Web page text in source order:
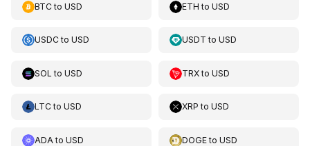
BTCto USD ETH toUSD
USDCto USD USDT toUSD
SOL to USD TRXtoUSD
LTCto USD XRP toUSD
ADA to USD DOGEtoUSD